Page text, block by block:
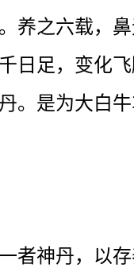
养之六载，鼻
日足，变化
。是为大白
者神丹，以存